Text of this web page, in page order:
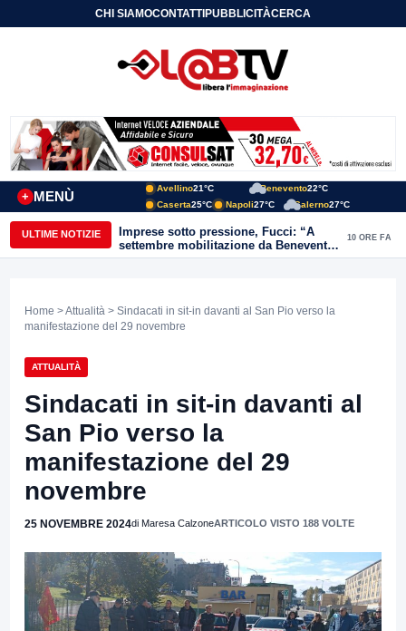
CHI SIAMOCONTATTIPUBBLICITÀCERCA
MENÙ
+
Avellino21°C Benevento22°C
Caserta25°C Napoli27°C Salerno27°C
ULTIME NOTIZIE
Imprese sotto pressione, Fucci: “A
settembre mobilitazione da Benevento
e Avellino”
10 ORE FA
Home >Attualità > Sindacati in sit-in davanti al San Pio verso la
manifestazione del 29 novembre
ATTUALITÀ
Sindacati in sit-in davanti al
San Pio verso la
manifestazione del 29
novembre
25 NOVEMBRE 2024di Maresa CalzoneARTICOLO VISTO 188 VOLTE